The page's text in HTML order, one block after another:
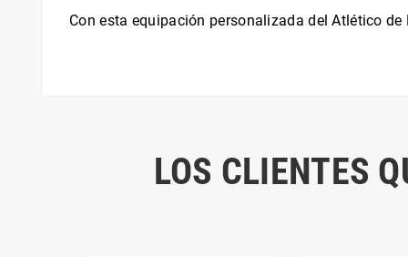
Con esta equipación personalizada del Atlético
LOS CLIENTES